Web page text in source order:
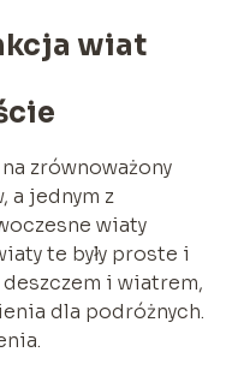
wiat
zrównoważony
a jednym z
wiaty
te były proste i
i wiatrem,
dla podróżnych.